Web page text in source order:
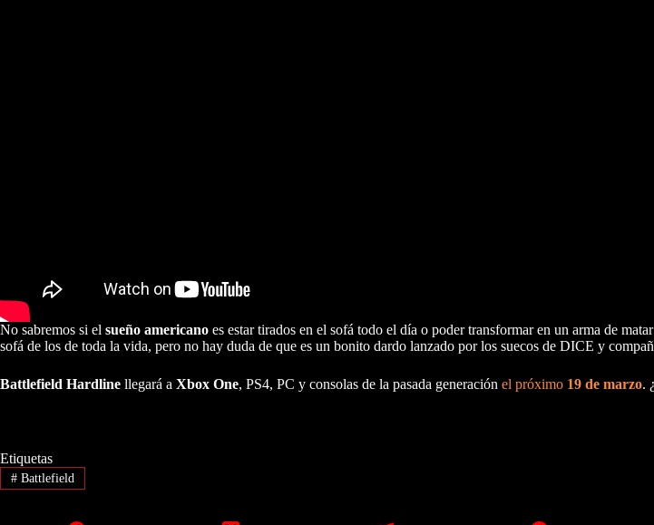
No sabremos si el sueño americano es estar tirados en el sofá todo el día o poder transformar en un arma de
sofá de los de toda la vida, pero no hay duda de que es un bonito dardo lanzado por los suecos de DICE y
Battlefield Hardline llegará a Xbox One, PS4, PC y consolas de la pasada generación el próximo 19 de marzo.
Etiquetas
#Battlefield